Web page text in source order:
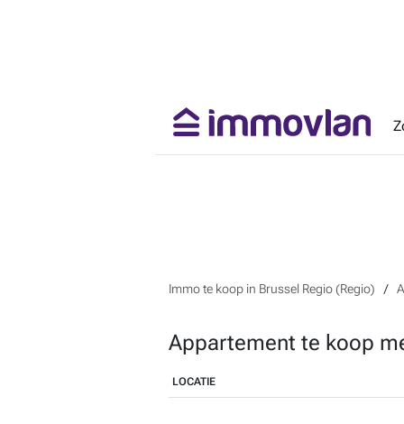
Immo te koop in Brussel Regio (Regio)
Appartement te koop
LOCATIE